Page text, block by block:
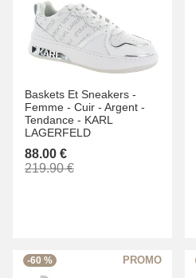
Baskets Et Sneakers -
Femme - Cuir - Argent -
Tendance - KARL
LAGERFELD
88.00 €
219.90 €
-60 %